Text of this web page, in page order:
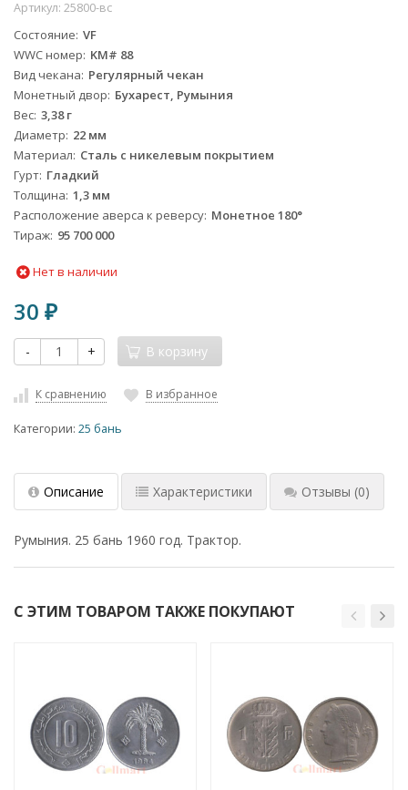
Артикул: 25800-вс
Состояние VF
WWC номер KM# 88
Вид чекана Регулярный чекан
Монетный двор Бухарест, Румыния
Вес 3,38 г
Диаметр 22 мм
Материал Сталь с никелевым покрытием
Гурт Гладкий
Толщина 1,3 мм
Расположение аверса к реверсу Монетное 180°
Тираж 95 700 000
Нет в наличии
30 ₽
- + В корзину
К сравнению В избранное
Категории: 25 бань
Описание Характеристики Отзывы (0)
Румыния. 25 бань 1960 год. Трактор.
С ЭТИМ ТОВАРОМ ТАКЖЕ ПОКУПАЮТ